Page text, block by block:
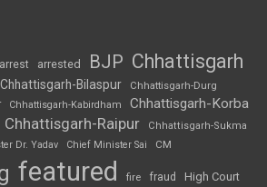
arrest arrested BJP Chhattisgarh
Chhattisgarh-Bilaspur Chhattisgarh-Durg
Chhattisgarh-Kabirdham Chhattisgarh-Korba
Chhattisgarh-Raipur
Chhattisgarh-Sukma
Dr. Yadav Chief Minister Sai CM
featured fire fraud High Court